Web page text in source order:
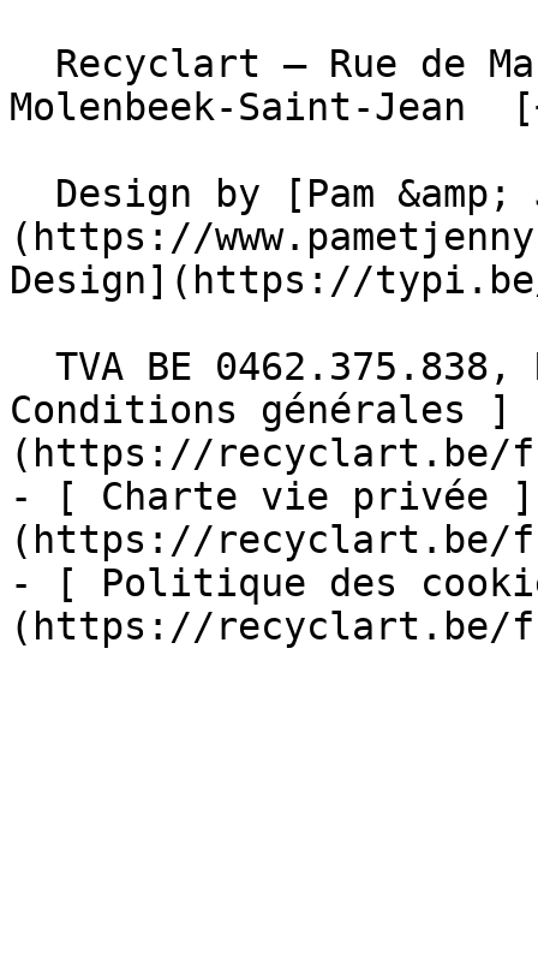
Molenbeek-Saint-
(https://
Design](https://
Conditions générales ]
(https://recyclart.be/
- [ Charte vie privée ]
(https://recyclart.be/
- [ Politique des